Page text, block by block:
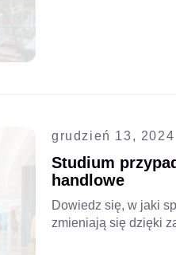
grudzień 13, 2024
Studium
handlowe
Dowiedz się, w jaki
zmieniają się dzięki